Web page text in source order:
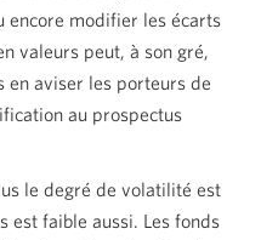
encore modifier les écarts
valeurs peut, à son gré,
en aviser les porteurs de
au prospectus
le degré de volatilité est
est faible aussi. Les fonds